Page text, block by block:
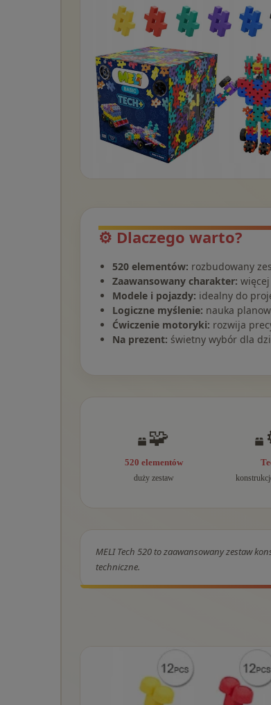
⚙️ Dlaczego warto?
520 elementów: rozbudowany
Zaawansowany charakter:
Modele i pojazdy: idealny do
Logiczne myślenie: nauka
Ćwiczenie motoryki: rozwija
Na prezent: świetny wybór dla
🧩
520 elementów
duży zestaw
MELI Tech 520 to zaawansowany zestaw
techniczne.